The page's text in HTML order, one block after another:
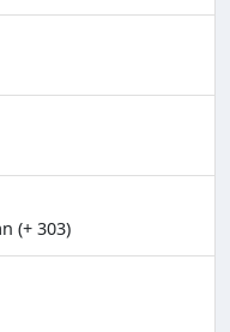
(+ 303)